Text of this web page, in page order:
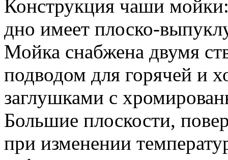
Конструкция чаши
дно имеет плоско-
Мойка снабжена двумя
подводом для горячей и
заглушками с
Большие плоскости,
при изменении